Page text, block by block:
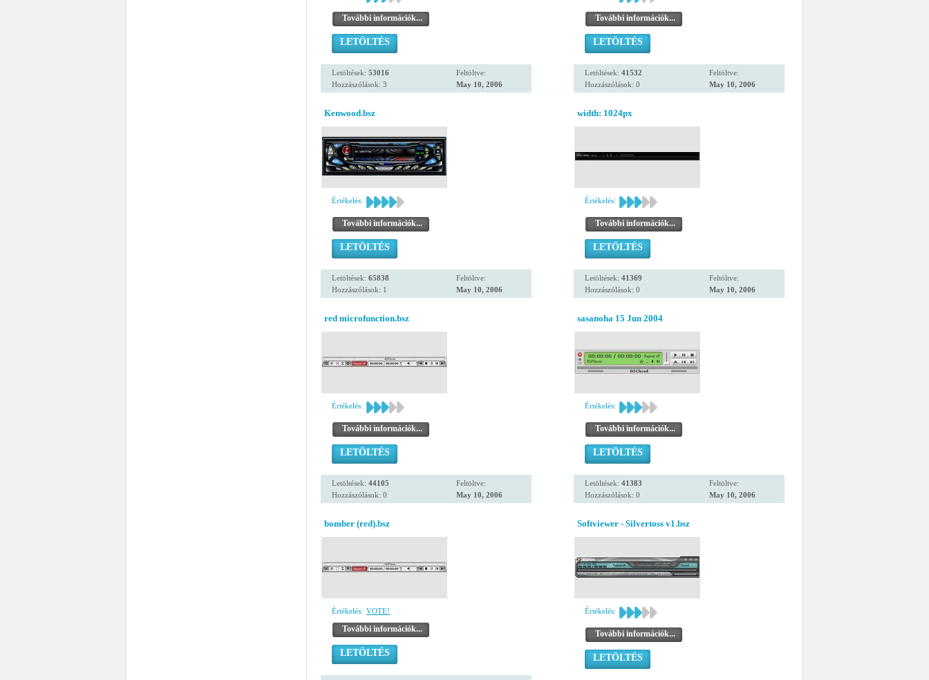
További információk...
LETÖLTÉS
Letöltések: 53016
Hozzászólások: 3
Feltöltve:
May 10, 2006
További információk...
LETÖLTÉS
Letöltések: 41532
Hozzászólások: 0
Feltöltve:
May 10, 2006
Kenwood.bsz
Értékelés:
További információk...
LETÖLTÉS
Letöltések: 65838
Hozzászólások: 1
Feltöltve:
May 10, 2006
width: 1024px
Értékelés:
További információk...
LETÖLTÉS
Letöltések: 41369
Hozzászólások: 0
Feltöltve:
May 10, 2006
red microfunction.bsz
Értékelés:
További információk...
LETÖLTÉS
Letöltések: 44105
Hozzászólások: 0
Feltöltve:
May 10, 2006
sasanoha 15 Jun 2004
Értékelés:
További információk...
LETÖLTÉS
Letöltések: 41383
Hozzászólások: 0
Feltöltve:
May 10, 2006
bomber (red).bsz
Értékelés: VOTE!
További információk...
LETÖLTÉS
Softviewer - Silvertoss v1.bsz
Értékelés:
További információk...
LETÖLTÉS